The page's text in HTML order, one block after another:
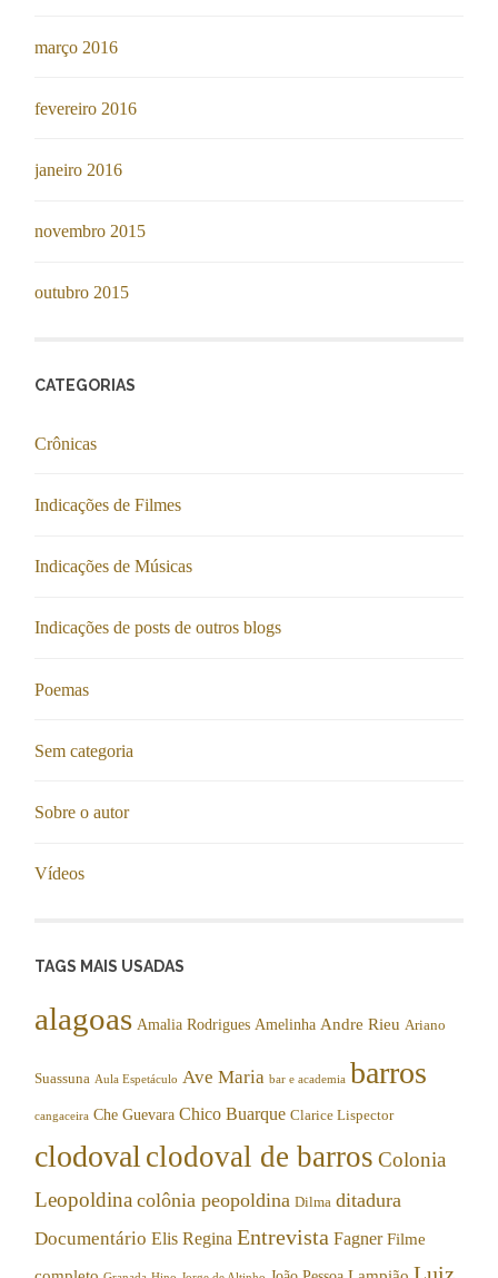
março 2016
fevereiro 2016
janeiro 2016
novembro 2015
outubro 2015
CATEGORIAS
Crônicas
Indicações de Filmes
Indicações de Músicas
Indicações de posts de outros blogs
Poemas
Sem categoria
Sobre o autor
Vídeos
TAGS MAIS USADAS
alagoas Amalia Rodrigues Amelinha Andre Rieu Ariano
Suassuna Aula Espetáculo Ave Maria bar e academia barros
cangaceira Che Guevara Chico Buarque Clarice Lispector
clodovalclodoval de barros Colonia
Leopoldina colônia peopoldina Dilma ditadura
Documentário Elis Regina Entrevista Fagner Filme